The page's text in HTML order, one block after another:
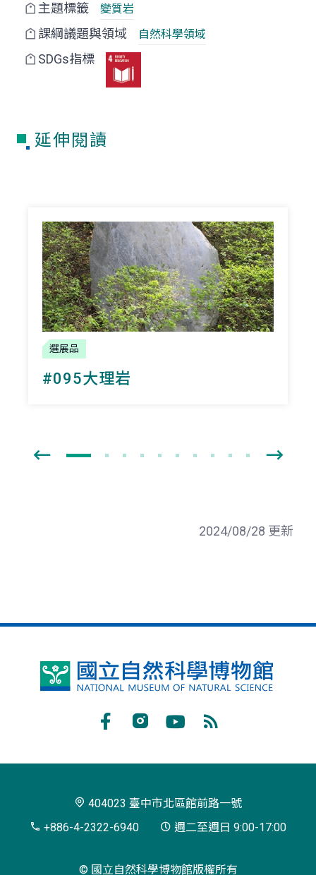
主題標籤 變質岩
課綱議題與領域 自然科學領域
SDGs指標
延伸閱讀
選展品
#095大理岩
2024/08/28 更新
國
博
閱
404023 臺中市北區館前路一號
+886-4-2322-6940
週二至週日 9:00-17:00
© 國立自然科學博物館版權所有